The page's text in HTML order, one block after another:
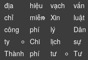
địa
chỉ
công
ty
Thành
hiệu
miễn
phí
Chi
phí
vạch
Xin
lý
lịch
tư
vấn
luật
Dân
sự
Tư